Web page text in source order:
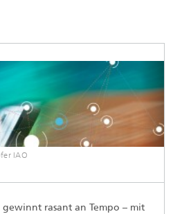
IAO
rasant an Tempo – mit